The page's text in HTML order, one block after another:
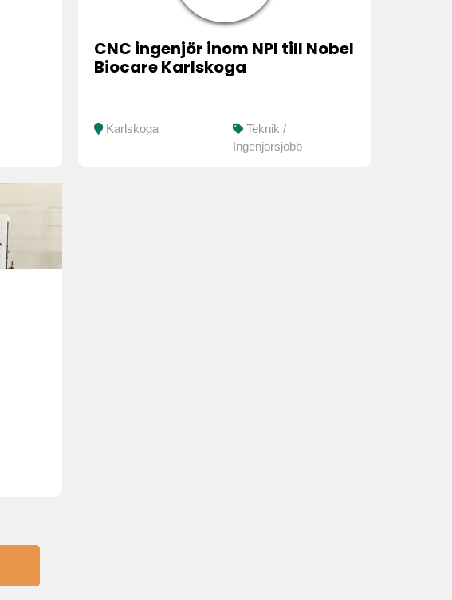
CNC ingenjör inom NPI till Nobel
Biocare Karlskoga
Karlskoga
Teknik /
Ingenjörsjobb